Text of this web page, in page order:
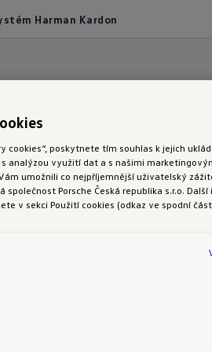
Harman Kardon
Kardon
s celkovým výkonem 480
je také 12kanálový
. Vaši
cookies“, poskytnete tím souhlas k jejich
analýzou využití dat a s našimi
umožnili co nejpříjemnější uživatelský
Porsche Česká republika s.r.o. Další
v sekci Použití cookies (odkaz ve spodní